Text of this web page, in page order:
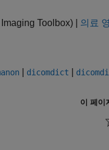
Toolbox) 의료
dicomdict
이 페이